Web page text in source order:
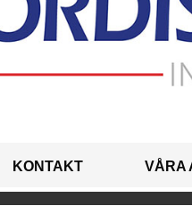
KONTAKT VÅRA